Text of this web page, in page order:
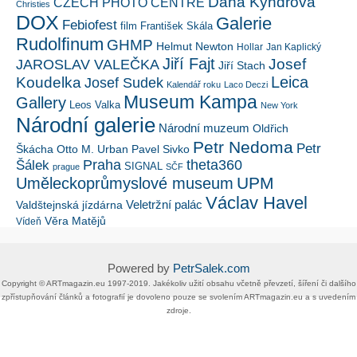
Christies CZECH PHOTO CENTRE
DOX Febiofest film František Skála Galerie
Rudolfinum GHMP Helmut Newton Hollar Jan Kaplický
JAROSLAV VALEČKA Jiří Fajt Jiří Stach Josef
Koudelka Josef Sudek Kalendář roku Laco Deczi Leica
Gallery Leos Valka Museum Kampa New York
Národní galerie Národní muzeum Oldřich
Škácha Otto M. Urban Pavel Sivko Petr Nedoma Petr
Šálek prague Praha SIGNAL SČF theta360
Uměleckoprůmyslové museum UPM
Valdštejnská jízdárna Veletržní palác Václav Havel
Vídeň Věra Matějů
Powered by PetrSalek.com
Copyright ©​ ​​ARTmagazin.eu ​1997-2019​.​ Jakékoliv užití obsahu včetně převzetí, šíření či dalšího
zpřístupňování článků a fotografií je dovoleno pouze se svolením ​ARTmagazin.eu​ ​a s uvedením
zdroje.